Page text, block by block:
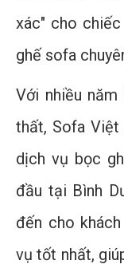
xác" cho
ghế sofa
Với nhiều
thất, Sofa
dịch vụ bọc
đầu tại Bình
đến cho
vụ tốt nhất,